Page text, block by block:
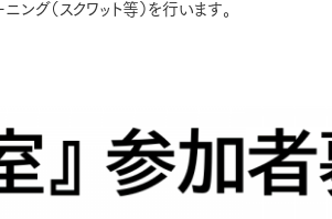
グ（スクワット等）を行います。